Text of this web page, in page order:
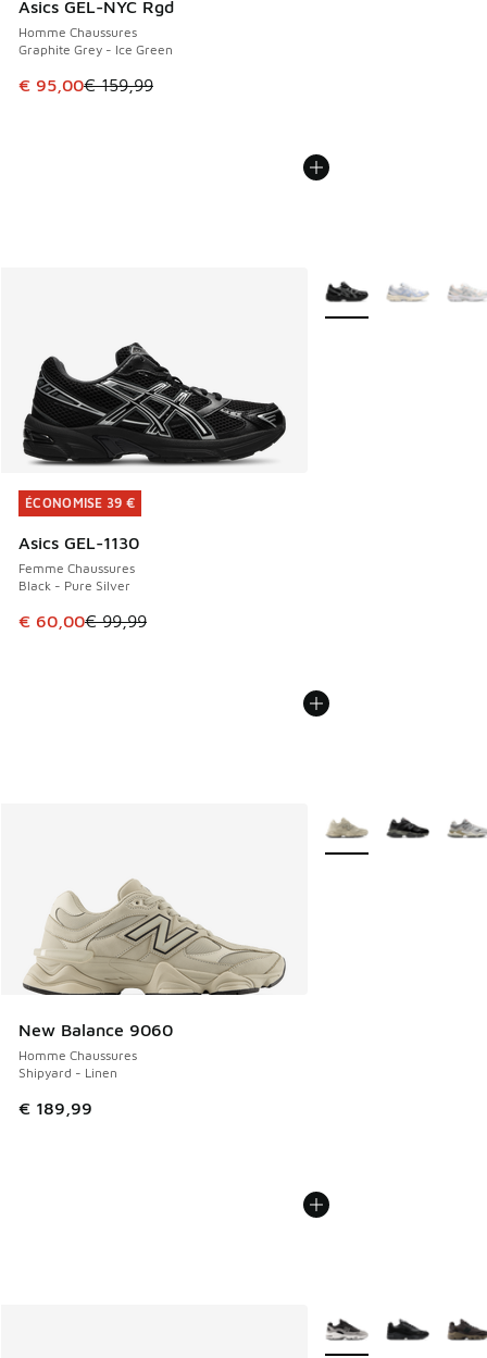
Asics GEL-NYC Rgd
Homme Chaussures
Graphite Grey - Ice Green
Cet article est en promotion. Prix en baisse de € 159,99 à
€ 95,00€ 159,99
ÉCONOMISE 39 €
Asics GEL-1130
Femme Chaussures
Black - Pure Silver
Cet article est en promotion. Prix en baisse de € 99,99 à
€ 60,00€ 99,99
ÉCONOMISE 39 €
Plus de couleurs
New Balance 9060
Homme Chaussures
Shipyard - Linen
€ 189,99
Plus de couleurs
Plus de couleurs